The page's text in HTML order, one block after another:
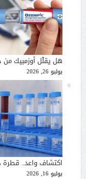
هل يقلّل أوزمبيك من
يوليو 26, 2026
اكتشاف واعد.. قطرة
يوليو 16, 2026